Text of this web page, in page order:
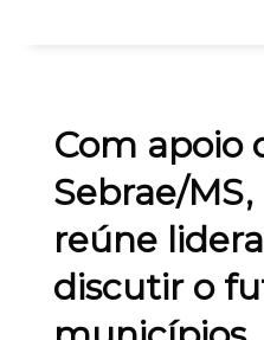
Com apoio
Sebrae/
reúne
discutir o